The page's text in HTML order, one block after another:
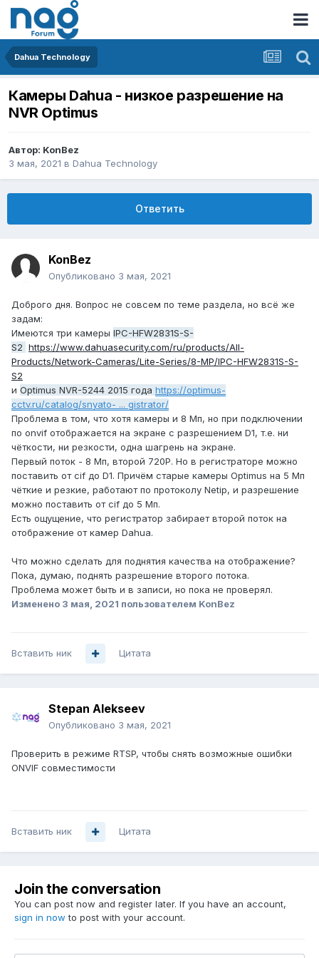
Dahua Technology
Камеры Dahua - низкое разрешение на
NVR Optimus
Автор: KonBez
3 мая, 2021 в Dahua Technology
Ответить
KonBez
Опубликовано 3 мая, 2021
Доброго дня. Вопрос не совсем по теме раздела, но всё же
задам:
Имеются три камеры IPC-HFW2831S-S-
S2 https://www.dahuasecurity.com/ru/products/All-
Products/Network-Cameras/Lite-Series/8-MP/IPC-HFW2831S-S-
S2
и Optimus NVR-5244 2015 года https://optimus-
cctv.ru/catalog/snyato- ... gistrator/
Проблема в том, что хотя камеры и 8 Мп, но при подключении
по onvif отображается на экране с разрешением D1, т.е. ни
чёткости, ни резкости, одна шагрень на экране.
Первый поток - 8 Мп, второй 720Р. Но в регистраторе можно
поставить от cif до D1. Причём старые камеры Optimus на 5 Мп
чёткие и резкие, работают по протоколу Netip, и разрешение
можно поставить от cif до 5 Мп.
Есть ощущение, что регистратор забирает второй поток на
отображение от камер Dahua.
Что можно сделать для поднятия качества на отображение?
Пока, думаю, поднять разрешение второго потока.
Проблема может быть и в записи, но пока не проверял.
Изменено 3 мая, 2021 пользователем KonBez
Вставить ник Цитата
Stepan Alekseev
Опубликовано 3 мая, 2021
Проверить в режиме RTSP, чтобы снять возможные ошибки
ONVIF совместимости
Вставить ник Цитата
Join the conversation
You can post now and register later. If you have an account,
sign in now to post with your account.